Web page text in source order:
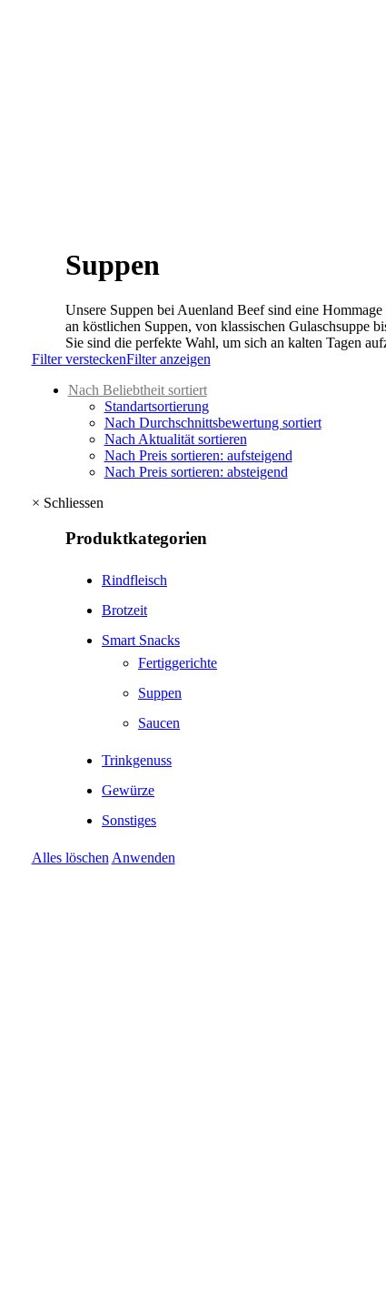
Suppen
Unsere Suppen bei Auenland Beef sind eine
an köstlichen Suppen, von klassischen Gulaschsuppe
Sie sind die perfekte Wahl, um sich an kalten Tagen
Filter versteckenFilter anzeigen
Nach Beliebtheit sortiert
Standartsortierung
Nach Durchschnittsbewertung sortiert
Nach Aktualität sortieren
Nach Preis sortieren: aufsteigend
Nach Preis sortieren: absteigend
× Schliessen
Produktkategorien
Rindfleisch
Brotzeit
Smart Snacks
Fertiggerichte
Suppen
Saucen
Trinkgenuss
Gewürze
Sonstiges
Alles löschen Anwenden